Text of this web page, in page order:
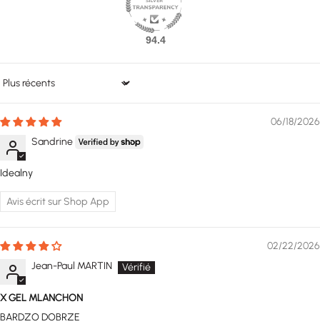
94.4
Sort by
06/18/2026
Sandrine
Idealny
Avis écrit sur Shop App
02/22/2026
Jean-Paul MARTIN
X GEL MLANCHON
BARDZO DOBRZE